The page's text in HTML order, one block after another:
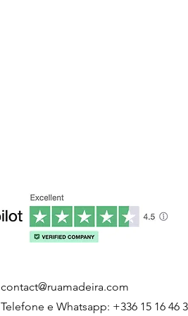
contact@ruamadeira.com
Telefone e Whatsapp: +336 15 16 46